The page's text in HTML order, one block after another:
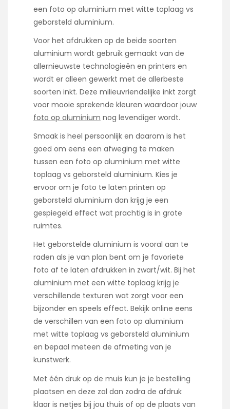
een foto op aluminium met witte toplaag vs
geborsteld aluminium.
Voor het afdrukken op de beide soorten
aluminium wordt gebruik gemaakt van de
allernieuwste technologieën en printers en
wordt er alleen gewerkt met de allerbeste
soorten inkt. Deze milieuvriendelijke inkt zorgt
voor mooie sprekende kleuren waardoor jouw
foto op aluminium nog levendiger wordt.
Smaak is heel persoonlijk en daarom is het
goed om eens een afweging te maken
tussen een foto op aluminium met witte
toplaag vs geborsteld aluminium. Kies je
ervoor om je foto te laten printen op
geborsteld aluminium dan krijg je een
gespiegeld effect wat prachtig is in grote
ruimtes.
Het geborstelde aluminium is vooral aan te
raden als je van plan bent om je favoriete
foto af te laten afdrukken in zwart/wit. Bij het
aluminium met een witte toplaag krijg je
verschillende texturen wat zorgt voor een
bijzonder en speels effect. Bekijk online eens
de verschillen van een foto op aluminium
met witte toplaag vs geborsteld aluminium
en bepaal meteen de afmeting van je
kunstwerk.
Met één druk op de muis kun je je bestelling
plaatsen en deze zal dan zodra de afdruk
klaar is netjes bij jou thuis of op de plaats van